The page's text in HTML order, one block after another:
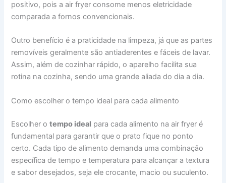
positivo, pois a air fryer consome menos eletricidade
comparada a fornos convencionais.
Outro benefício é a praticidade na limpeza, já que as partes
removíveis geralmente são antiaderentes e fáceis de lavar.
Assim, além de cozinhar rápido, o aparelho facilita sua
rotina na cozinha, sendo uma grande aliada do dia a dia.
Como escolher o tempo ideal para cada alimento
Escolher otempo ideal para cada alimento na air fryer é
fundamental para garantir que o prato fique no ponto
certo. Cada tipo de alimento demanda uma combinação
específica de tempo e temperatura para alcançar a textura
e sabor desejados, seja ele crocante, macio ou suculento.